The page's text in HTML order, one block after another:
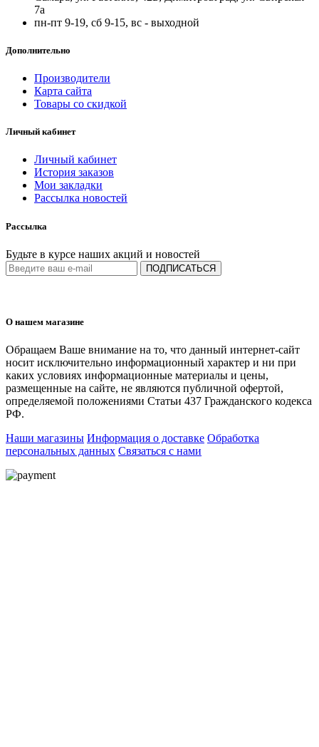
7а
пн-пт 9-19, сб 9-15, вс - выходной
Дополнительно
Производители
Карта сайта
Товары со скидкой
Личный кабинет
Личный кабинет
История заказов
Мои закладки
Рассылка новостей
Рассылка
Будьте в курсе наших акций и новостей
ПОДПИСАТЬСЯ
О нашем магазине
Обращаем Ваше внимание на то, что данный интернет-сайт
носит исключительно информационный характер и ни при
каких условиях информационные материалы и цены,
размещенные на сайте, не являются публичной офертой,
определяемой положениями Статьи 437 Гражданского кодекса
РФ.
Наши магазины Информация о доставке Обработка
персональных данных Связаться с нами